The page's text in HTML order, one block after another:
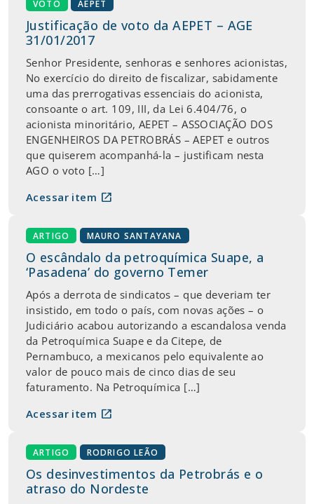
VOTO AEPET
Justificação de voto da AEPET – AGE
31/01/2017
Senhor Presidente, senhoras e senhores acionistas,
No exercício do direito de fiscalizar, sabidamente
uma das prerrogativas essenciais do acionista,
consoante o art. 109, III, da Lei 6.404/76, o
acionista minoritário, AEPET – ASSOCIAÇÃO DOS
ENGENHEIROS DA PETROBRÁS – AEPET e outros
que quiserem acompanhá-la – justificam nesta
AGO o voto […]
Acessar item open_in_new
ARTIGO MAURO SANTAYANA
O escândalo da petroquímica Suape, a
‘Pasadena’ do governo Temer
Após a derrota de sindicatos – que deveriam ter
insistido, em todo o país, com novas ações – o
Judiciário acabou autorizando a escandalosa venda
da Petroquímica Suape e da Citepe, de
Pernambuco, a mexicanos pelo equivalente ao
valor de pouco mais de cinco dias de seu
faturamento. Na Petroquímica […]
Acessar item open_in_new
ARTIGO RODRIGO LEÃO
Os desinvestimentos da Petrobrás e o
atraso do Nordeste